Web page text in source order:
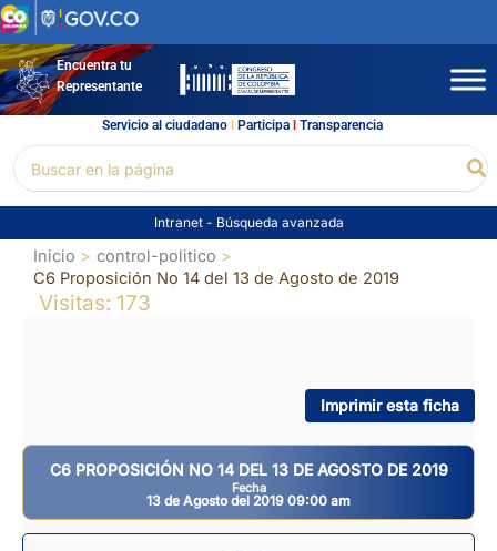
Ir
al
contenidoEncuentra tu
Representante
Servicio al ciudadano l Participal Transparencia
por:
Intranet - Búsqueda avanzada
Inicio
control-politico
C6 Proposición No 14 del 13 de Agosto de 2019
Visitas: 173
Imprimir esta ficha
C6 PROPOSICIÓN NO 14 DEL 13 DE AGOSTO DE 2019
Fecha
13 de Agosto del 2019 09:00 am